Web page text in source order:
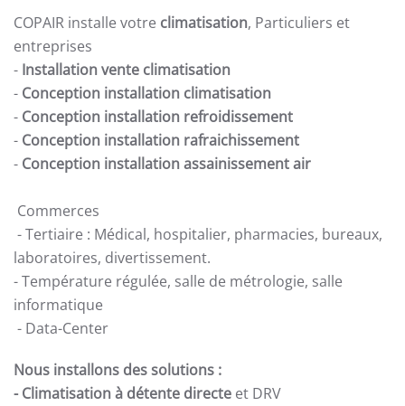
COPAIR installe votre climatisation, Particuliers et
entreprises
- Installation vente climatisation
- Conception installation climatisation
- Conception installation refroidissement
- Conception installation rafraichissement
- Conception installation assainissement air
Commerces
- Tertiaire : Médical, hospitalier, pharmacies, bureaux,
laboratoires, divertissement.
- Température régulée, salle de métrologie, salle
informatique
- Data-Center
Nous installons des solutions :
- Climatisation à détente directe et DRV